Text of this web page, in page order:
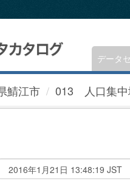
データ
鯖江市 013 人口集中